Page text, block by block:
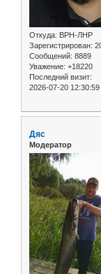
Откуда: ВРН-ЛНР
Зарегистрирован:
Сообщений: 8889
Уважение: +18220
Последний визит:
2026-07-20 12:30:59
Дяс
Модератор